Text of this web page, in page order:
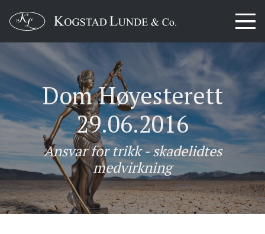
Dom Høyesterett
29.06.2016
Ansvar for trikk - skadelidtes
medvirkning